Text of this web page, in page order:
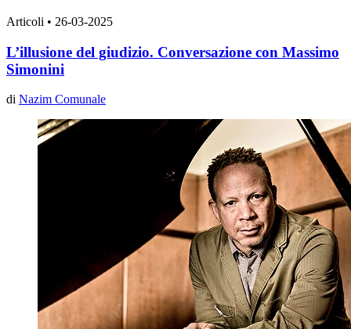
Articoli • 26-03-2025
L’illusione del giudizio. Conversazione con Massimo
Simonini
di Nazim Comunale